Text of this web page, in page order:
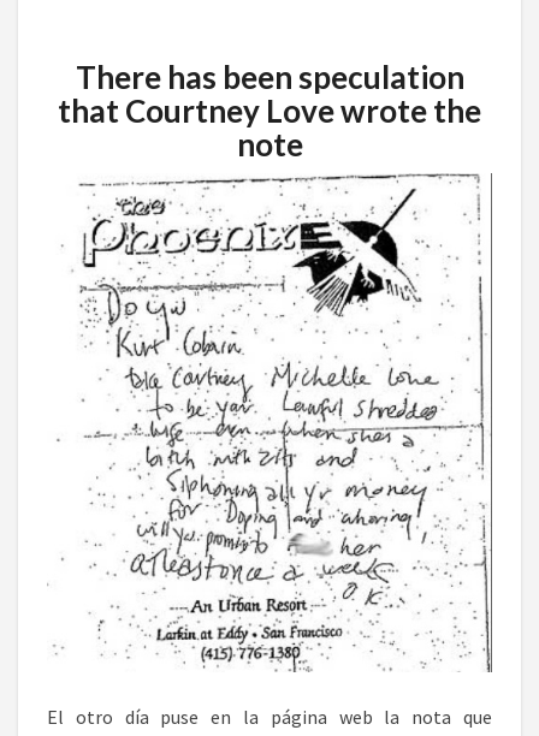
There has been speculation
that Courtney Love wrote the
note
El otro día puse en la página web la nota que